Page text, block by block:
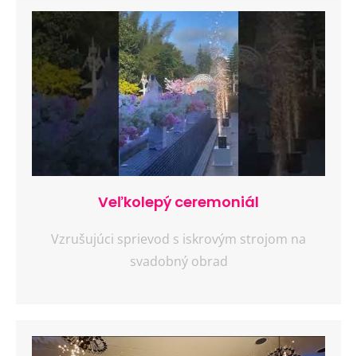
Veľkolepý ceremoniál
Vzrušujúci sprievod s iskrovým strojom na
svadobný obrad